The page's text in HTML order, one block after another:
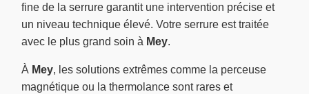
fine de la serrure garantit une intervention précise et
un niveau technique élevé. Votre serrure est traitée
avec le plus grand soin à Mey.
À Mey, les solutions extrêmes comme la perceuse
magnétique ou la thermolance sont rares et